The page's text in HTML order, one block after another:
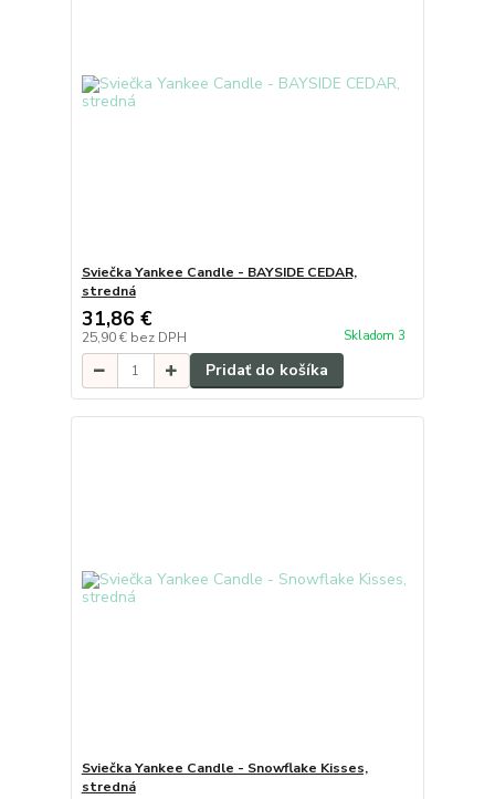
Sviečka Yankee Candle - BAYSIDE CEDAR,
stredná
31,86 €
25,90 € bez DPH Skladom 3
Pridať do košíka
Sviečka Yankee Candle - Snowflake Kisses,
stredná